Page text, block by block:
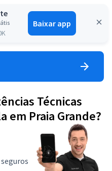
Baixar app
Entrar
Técnicas
em Praia Grande?